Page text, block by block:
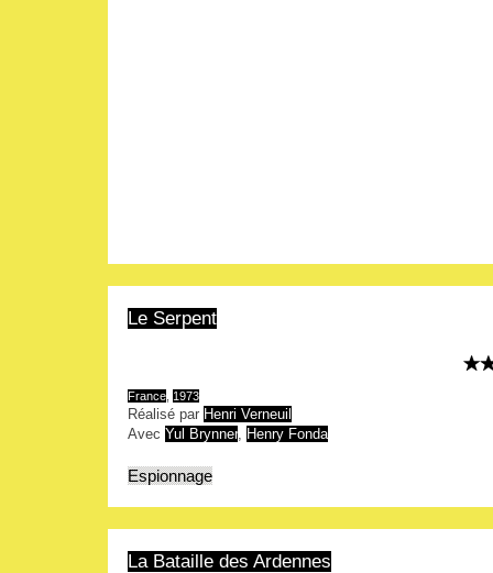
Le Serpent
France 1973
Réalisé par Henri Verneuil
Avec Yul Brynner, Henry Fonda
Espionnage
La Bataille des Ardennes